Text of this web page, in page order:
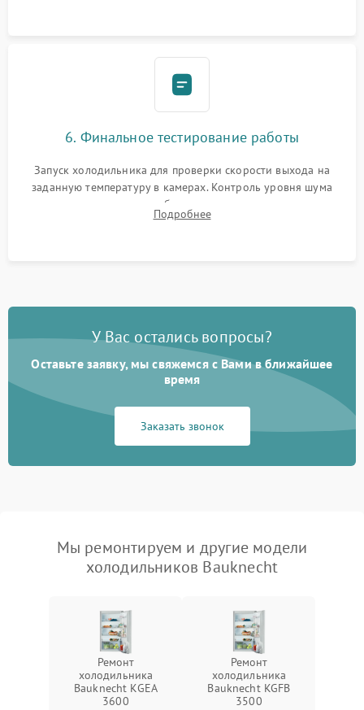
6. Финальное тестирование работы
Запуск холодильника для проверки скорости выхода на
заданную температуру в камерах. Контроль уровня шума
компрессора, отсутствия обмерзания стенок и корректного
срабатывания системы автоматической оттайки.
Подробнее
У Вас остались вопросы?
Оставьте заявку, мы свяжемся с Вами в ближайшее
время
Заказать звонок
Мы ремонтируем и другие модели
холодильников Bauknecht
Ремонт
холодильника
Bauknecht KGEA
3600
Ремонт
холодильника
Bauknecht KGFB
3500